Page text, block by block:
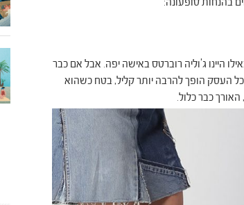
היינו ג'וליה רוברטס באישה יפה. אבל אם כבר
העסק הופך להרבה יותר קליל, בטח כשהוא
, האורך כבר כלול.